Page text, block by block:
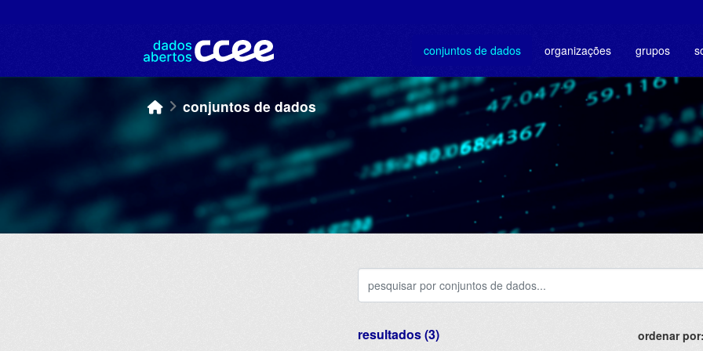
conjuntos de dados organizações grupos
conjuntos de dados
ordenar por
resultados (3)